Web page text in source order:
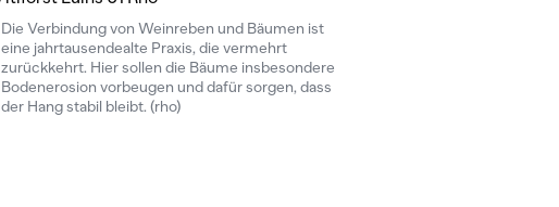
Die Verbindung von Weinreben und Bäumen ist
eine jahrtausendealte Praxis, die vermehrt
zurückkehrt. Hier sollen die Bäume insbesondere
Bodenerosion vorbeugen und dafür sorgen, dass
der Hang stabil bleibt. (rho)